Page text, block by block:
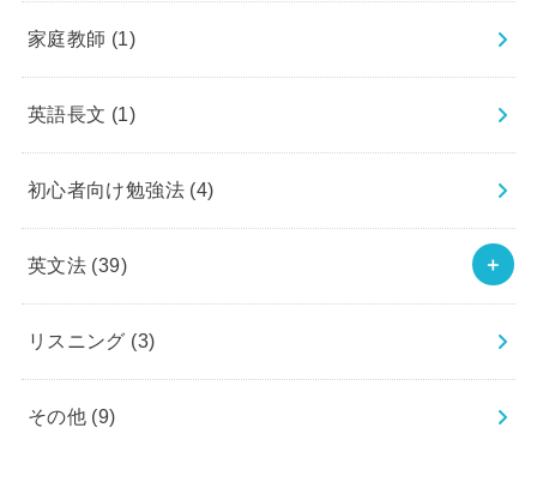
家庭教師 (1)
英語長文 (1)
初心者向け勉強法 (4)
英文法 (39)
リスニング (3)
その他 (9)